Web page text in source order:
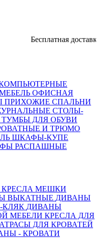
Бесплатная
ОФИСНАЯ
ПРИХОЖИЕ СПАЛЬНИ
СТОЛЫ-
ТУМБЫ ДЛЯ ОБУВИ
И ТРЮМО
ШКАФЫ-КУПЕ
РАСПАШНЫЕ
МЕШКИ
ВЫКАТНЫЕ ДИВАНЫ
КЛЯК ДИВАНЫ
МЕБЕЛИ КРЕСЛА ДЛЯ
ДЛЯ КРОВАТЕЙ
- КРОВАТИ